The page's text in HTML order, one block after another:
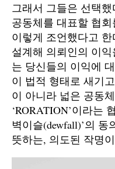
그래서 그들은 선택
공동체를 대표할 협
이렇게 조언했다고
설계해 의뢰인의 이
는 당신들의 이익에
이 법적 형태로 새기
이 아니라 넓은 공동
‘RORATION’이라는
벽이슬(dewfall)’의
뜻하는, 의도된 작명